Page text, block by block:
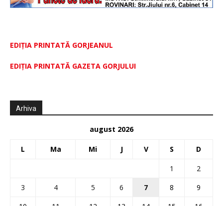
EDIȚIA PRINTATĂ GORJEANUL
EDIŢIA PRINTATĂ GAZETA GORJULUI
Arhiva
august 2026
L Ma Mi J V S D
1
2
3
4 5 6 7 8
9